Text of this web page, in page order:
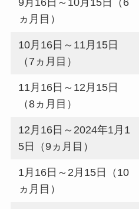
ヵ月目）
10月16日～11月15日
（7ヵ月目）
11月16日～12月15日
（8ヵ月目）
12月16日～2024年1月1
5日（9ヵ月目）
1月16日～2月15日（10
ヵ月目）